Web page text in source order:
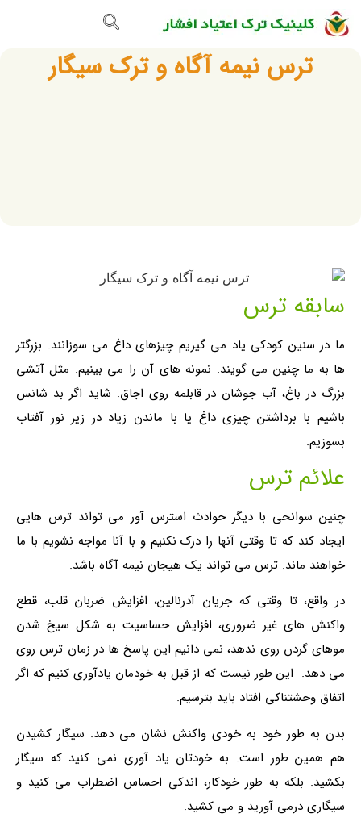
ترس نیمه آگاه و ترک سیگار
سابقه ترس
ما در سنین کودکی یاد می گیریم چیزهای داغ می سوزانند. بزرگتر
ها به ما چنین می گویند. نمونه های آن را می بینیم. مثل آتشی
بزرگ در باغ، آب جوشان در قابلمه روی اجاق. شاید اگر بد شانس
باشیم با برداشتن چیزی داغ یا با ماندن زیاد در زیر نور آفتاب
بسوزیم.
علائم ترس
چنین سوانحی با دیگر حوادث استرس آور می تواند ترس هایی
ایجاد کند که تا وقتی آنها را درک نکنیم و با آنا مواجه نشویم با ما
خواهند ماند. ترس می تواند یک هیجان نیمه آگاه باشد.
در واقع، تا وقتی که جریان آدرنالین، افزایش ضربان قلب، قطع
واکنش های غیر ضروری، افزایش حساسیت به شکل سیخ شدن
موهای گردن روی ندهد، نمی دانیم این پاسخ ها در زمان ترس روی
می دهد. این طور نیست که از قبل به خودمان یادآوری کنیم که اگر
اتفاق وحشتناکی افتاد باید بترسیم.
بدن به طور خود به خودی واکنش نشان می دهد. سیگار کشیدن
هم همین طور است. به خودتان یاد آوری نمی کنید که سیگار
بکشید. بلکه به طور خودکار، اندکی احساس اضطراب می کنید و
سیگاری درمی آورید و می کشید.